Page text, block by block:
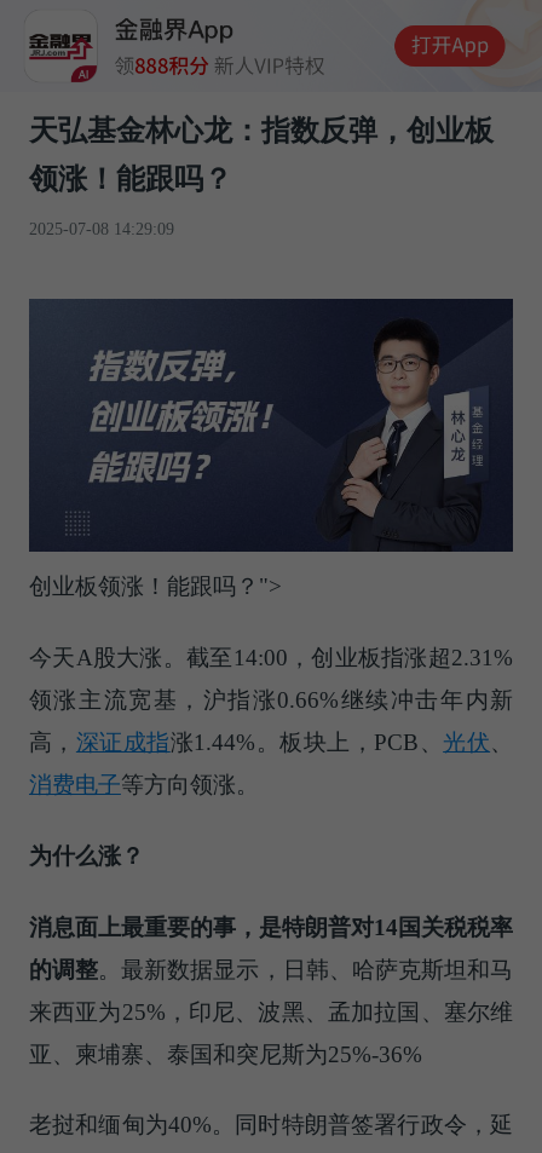
天弘基金林心龙：指数反弹，创业板
领涨！能跟吗？
2025-07-08 14:29:09
创业板领涨！能跟吗？">
今天A股大涨。截至14:00，创业板指涨超2.31%
领涨主流宽基，沪指涨0.66%继续冲击年内新
高， 深证成指涨1.44%。板块上，PCB、 光伏、
消费电子等方向领涨。
为什么涨？
消息面上最重要的事，是特朗普对14国关税税率
的调整。最新数据显示，日韩、哈萨克斯坦和马
来西亚为25%，印尼、波黑、孟加拉国、塞尔维
亚、柬埔寨、泰国和突尼斯为25%-36%
老挝和缅甸为40%。同时特朗普签署行政令，延